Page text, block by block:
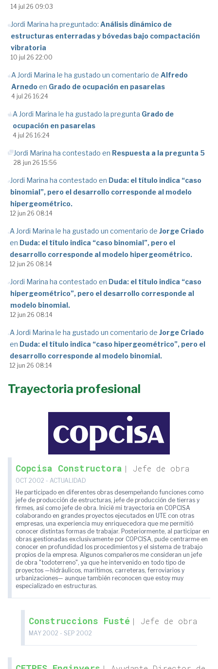
14 jul 26 09:03
Jordi Marina ha preguntado:Análisis dinámico de
estructuras enterradas y bóvedas bajo compactación
vibratoria
10 jul 26 22:00
A Jordi Marina le ha gustado un comentario deAlfredo
Arnedoen Grado de ocupación en pasarelas
4 jul 26 16:24
A Jordi Marina le ha gustado la pregunta Grado de
ocupación en pasarelas
4 jul 26 16:24
Jordi Marina ha contestado en Respuesta a la pregunta 5
28 jun 26 15:56
Jordi Marina ha contestado en Duda: el título indica “caso
binomial”, pero el desarrollo corresponde al modelo
hipergeométrico.
12 jun 26 08:14
A Jordi Marina le ha gustado un comentario deJorge Criado
en Duda: el título indica “caso binomial”, pero el
desarrollo corresponde al modelo hipergeométrico.
12 jun 26 08:14
Jordi Marina ha contestado en Duda: el título indica “caso
hipergeométrico”, pero el desarrollo corresponde al
modelo binomial.
12 jun 26 08:14
A Jordi Marina le ha gustado un comentario deJorge Criado
en Duda: el título indica “caso hipergeométrico”, pero el
desarrollo corresponde al modelo binomial.
12 jun 26 08:14
Trayectoria profesional
Copcisa Constructora | Jefe de obra
OCT 2002 - ACTUALIDAD
He participado en diferentes obras desempeñando funciones como
jefe de producción de estructuras, jefe de producción de tierras y
firmes, así como jefe de obra. Inicié mi trayectoria en COPCISA
colaborando en grandes proyectos ejecutados en UTE con otras
empresas, una experiencia muy enriquecedora que me permitió
conocer distintas formas de trabajar. Posteriormente, al participar en
obras gestionadas exclusivamente por COPCISA, pude centrarme en
conocer en profundidad los procedimientos y el sistema de trabajo
propios de la empresa. Algunos compañeros me consideran un jefe
de obra "todoterreno", ya que he intervenido en todo tipo de
proyectos —hidráulicos, marítimos, carreteras, ferroviarios y
urbanizaciones— aunque también reconocen que estoy muy
especializado en estructuras.
Construccions Fusté | Jefe de obra
MAY 2002 - SEP 2002